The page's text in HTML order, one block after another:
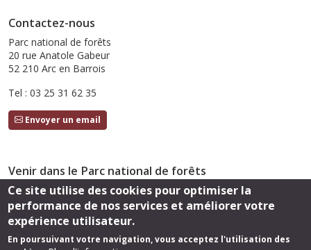
Contactez-nous
Parc national de forêts
20 rue Anatole Gabeur
52 210 Arc en Barrois
Tel : 03 25 31 62 35
Envoyer un email
Venir dans le Parc national de forêts
Accès
Suivez-nous
Ce site utilise des cookies pour optimiser la
performance de nos services et améliorer votre
expérience utilisateur.
En poursuivant votre navigation, vous acceptez l'utilisation des